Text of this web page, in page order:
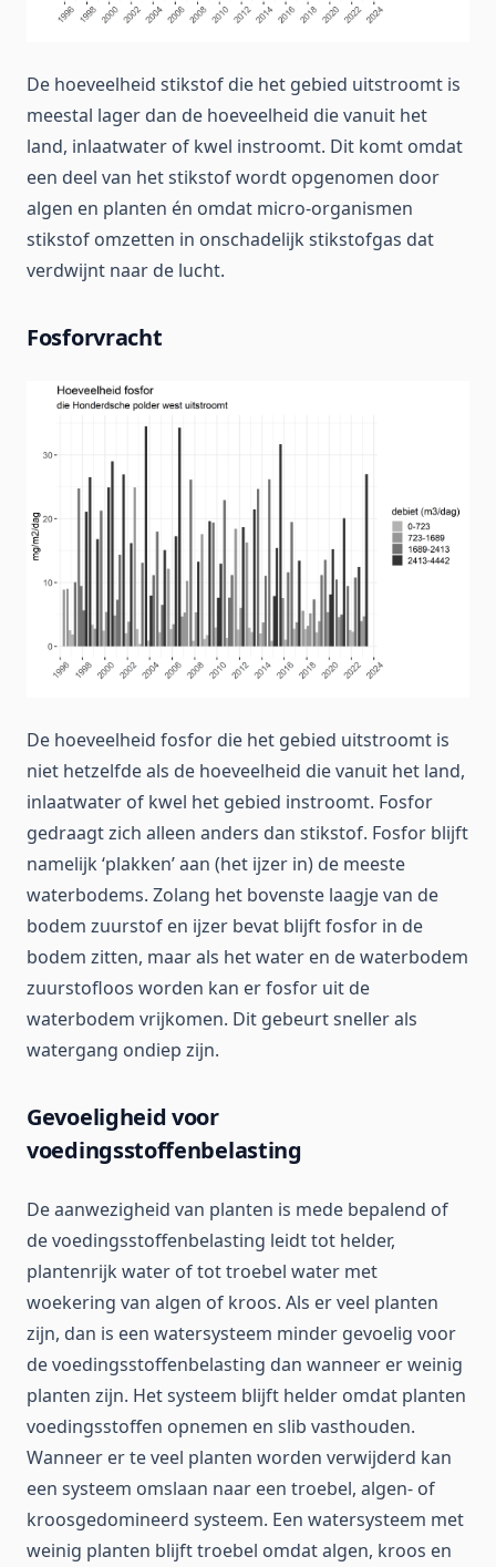
De hoeveelheid stikstof die het gebied uitstroomt is
meestal lager dan de hoeveelheid die vanuit het
land, inlaatwater of kwel instroomt. Dit komt omdat
een deel van het stikstof wordt opgenomen door
algen en planten én omdat micro-organismen
stikstof omzetten in onschadelijk stikstofgas dat
verdwijnt naar de lucht.
Fosforvracht
De hoeveelheid fosfor die het gebied uitstroomt is
niet hetzelfde als de hoeveelheid die vanuit het land,
inlaatwater of kwel het gebied instroomt. Fosfor
gedraagt zich alleen anders dan stikstof. Fosfor blijft
namelijk ‘plakken’ aan (het ijzer in) de meeste
waterbodems. Zolang het bovenste laagje van de
bodem zuurstof en ijzer bevat blijft fosfor in de
bodem zitten, maar als het water en de waterbodem
zuurstofloos worden kan er fosfor uit de
waterbodem vrijkomen. Dit gebeurt sneller als
watergang ondiep zijn.
Gevoeligheid voor
voedingsstoffenbelasting
De aanwezigheid van planten is mede bepalend of
de voedingsstoffenbelasting leidt tot helder,
plantenrijk water of tot troebel water met
woekering van algen of kroos. Als er veel planten
zijn, dan is een watersysteem minder gevoelig voor
de voedingsstoffenbelasting dan wanneer er weinig
planten zijn. Het systeem blijft helder omdat planten
voedingsstoffen opnemen en slib vasthouden.
Wanneer er te veel planten worden verwijderd kan
een systeem omslaan naar een troebel, algen- of
kroosgedomineerd systeem. Een watersysteem met
weinig planten blijft troebel omdat algen, kroos en